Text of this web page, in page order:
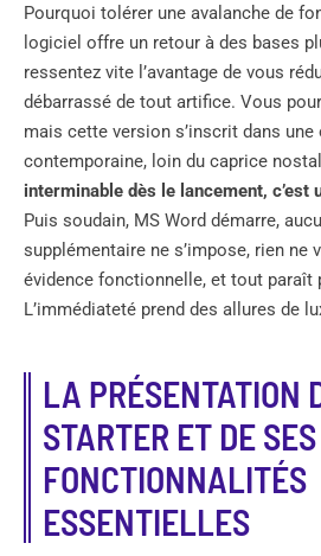
Pourquoi tolérer une avalanche de
logiciel offre un retour à des bases
ressentez vite l’avantage de vous
débarrassé de tout artifice. Vous
mais cette version s’inscrit dans
contemporaine, loin du caprice
interminable dès le lancement, c’est
Puis soudain, MS Word démarre,
supplémentaire ne s’impose, rien ne
évidence fonctionnelle, et tout paraît
L’immédiateté prend des allures de
LA PRÉSENTATION
STARTER ET DE SES
FONCTIONNALITÉS
ESSENTIELLES